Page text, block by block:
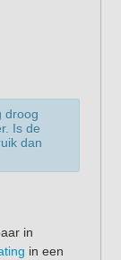
droog
Is de
dan
in
in een